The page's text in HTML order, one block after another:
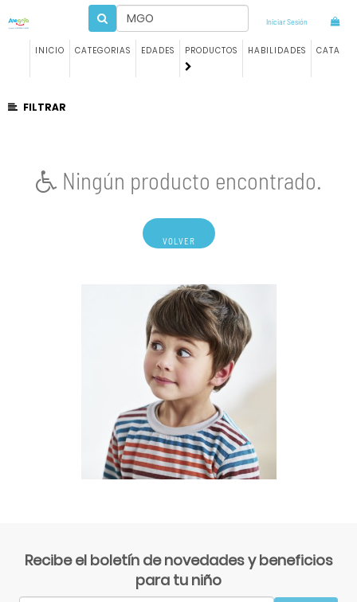
Iniciar Sesión
INICIO CATEGORIAS EDADES PRODUCTOS HABILIDADES
FILTRAR
Ningún producto encontrado.
VOLVER
Recibe el boletín de novedades y beneficios
para tu niño